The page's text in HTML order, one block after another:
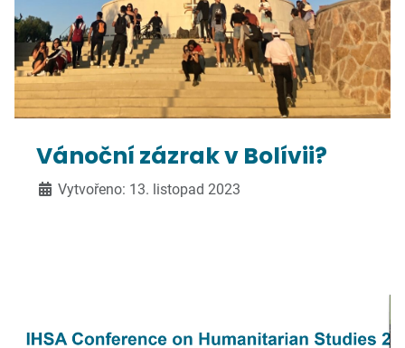
Vánoční zázrak v Bolívii?
Vytvořeno: 13. listopad 2023